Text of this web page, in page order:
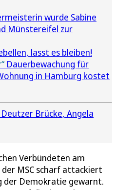
wurde Sabine
Münstereifel zur
lasst es bleiben!
Dauerbewachung für
in Hamburg kostet
Deutzer Brücke Angela
Verbündeten am
MSC scharf attackiert
der Demokratie gewarnt.